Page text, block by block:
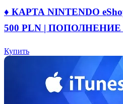
♦️ КАРТА NINTENDO
500 PLN | ПОПОЛНЕНИЕ
Купить